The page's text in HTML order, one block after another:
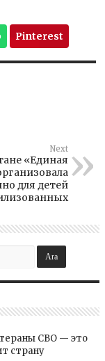
Pinterest
Next
«Единая
для детей
СВО — это
страну